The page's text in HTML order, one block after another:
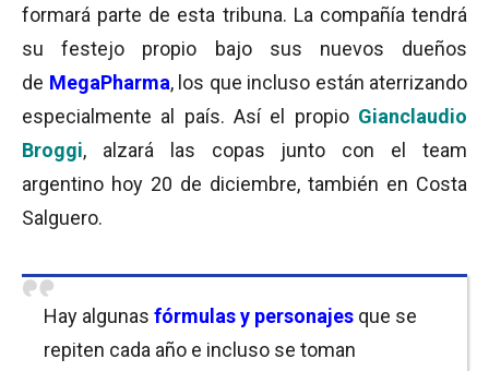
formará parte de esta tribuna. La compañía tendrá
su festejo propio bajo sus nuevos dueños
de MegaPharma, los que incluso están aterrizando
especialmente al país. Así el propio Gianclaudio
Broggi, alzará las copas junto con el team
argentino hoy 20 de diciembre, también en Costa
Salguero.
Hay algunas fórmulas y personajes que se
repiten cada año e incluso se toman